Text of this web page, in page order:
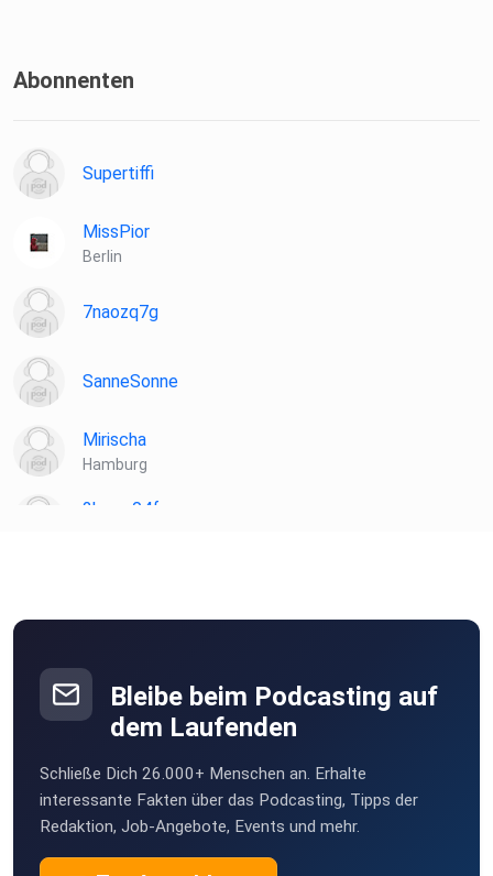
Abonnenten
Supertiffi
MissPior
Berlin
7naozq7g
SanneSonne
Mirischa
Hamburg
2becc04f
Oberderdingen
Evsche
Ebersbach adF
Krefeld
Marionbalschuweit
Bleibe beim Podcasting auf
dem Laufenden
Schließe Dich 26.000+ Menschen an. Erhalte
interessante Fakten über das Podcasting, Tipps der
Redaktion, Job-Angebote, Events und mehr.